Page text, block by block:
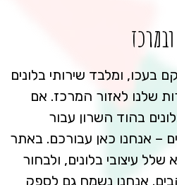
בעכו, ומלבד שירותי בלונים
שלנו לאזור המרכז. אם
בהוד השרון עבור
– אנחנו כאן עבורכם. באתר
שלל עיצובי בלונים, ולבחור
אנחנו נשמח גם לספק